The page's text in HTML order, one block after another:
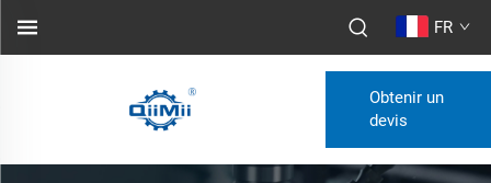
FR
Obtenir un
devis